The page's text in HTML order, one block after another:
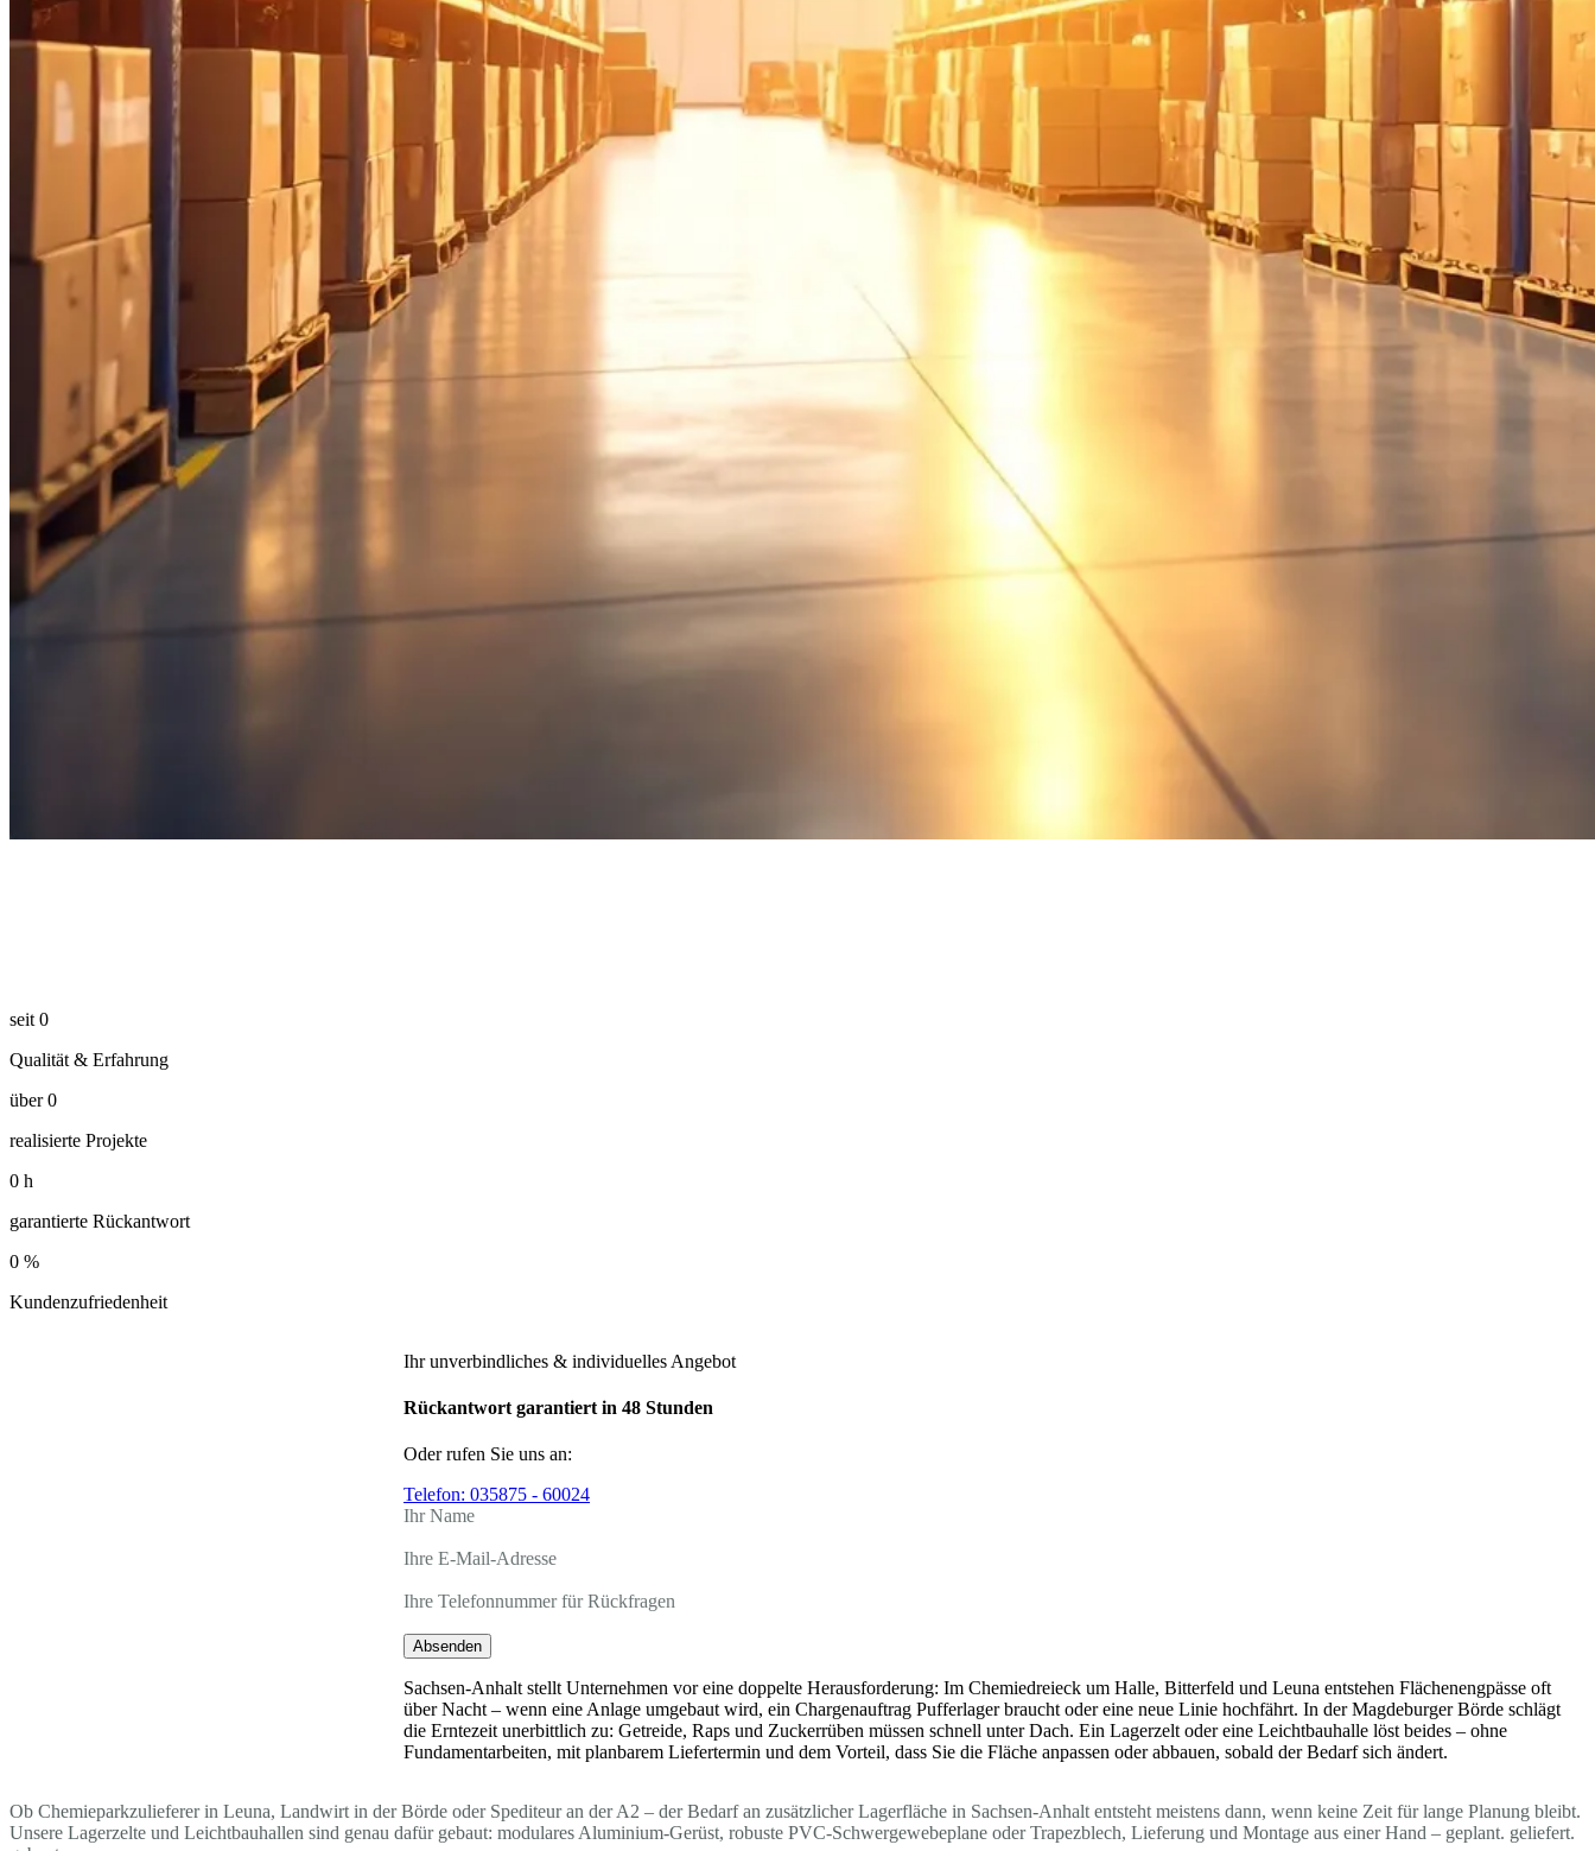
seit 0
Qualität & Erfahrung
über 0
realisierte Projekte
0 h
garantierte Rückantwort
0 %
Kundenzufriedenheit
Ihr unverbindliches & individuelles Angebot
Rückantwort garantiert in 48 Stunden
Oder rufen Sie uns an:
Telefon: 035875 - 60024
Ihr Name
Ihre E-Mail-Adresse
Ihre Telefonnummer für Rückfragen
Absenden
Sachsen-Anhalt stellt Unternehmen vor eine doppelte Herausforderung: Im Chemiedreieck um Halle, Bitterfeld und Leuna entstehen Flächenengpässe oft
über Nacht – wenn eine Anlage umgebaut wird, ein Chargenauftrag Pufferlager braucht oder eine neue Linie hochfährt. In der Magdeburger Börde schlägt
die Erntezeit unerbittlich zu: Getreide, Raps und Zuckerrüben müssen schnell unter Dach. Ein Lagerzelt oder eine Leichtbauhalle löst beides – ohne
Fundamentarbeiten, mit planbarem Liefertermin und dem Vorteil, dass Sie die Fläche anpassen oder abbauen, sobald der Bedarf sich ändert.
Ob Chemieparkzulieferer in Leuna, Landwirt in der Börde oder Spediteur an der A2 – der Bedarf an zusätzlicher Lagerfläche in Sachsen-Anhalt entsteht meistens dann, wenn keine Zeit für lange Planung bleibt.
Unsere Lagerzelte und Leichtbauhallen sind genau dafür gebaut: modulares Aluminium-Gerüst, robuste PVC-Schwergewebeplane oder Trapezblech, Lieferung und Montage aus einer Hand – geplant. geliefert.